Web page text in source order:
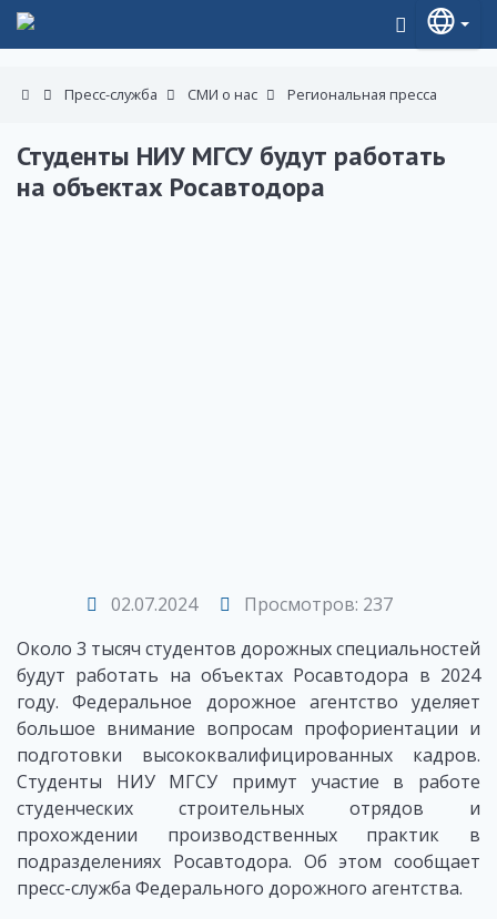
Пресс-служба СМИ о нас Региональная пресса
Студенты НИУ МГСУ будут работать
на объектах Росавтодора
02.07.2024
Просмотров: 237
Около 3 тысяч студентов дорожных специальностей
будут работать на объектах Росавтодора в 2024
году. Федеральное дорожное агентство уделяет
большое внимание вопросам профориентации и
подготовки высококвалифицированных кадров.
Студенты НИУ МГСУ примут участие в работе
студенческих строительных отрядов и
прохождении производственных практик в
подразделениях Росавтодора. Об этом сообщает
пресс-служба Федерального дорожного агентства.